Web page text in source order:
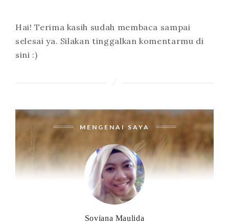
Hai! Terima kasih sudah membaca sampai
selesai ya. Silakan tinggalkan komentarmu di
sini :)
MENGENAI SAYA
Soviana Maulida